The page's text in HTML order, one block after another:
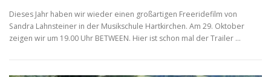
Dieses Jahr haben wir wieder einen großartigen Freeridefilm von
Sandra Lahnsteiner in der Musikschule Hartkirchen. Am 29. Oktober
zeigen wir um 19.00 Uhr BETWEEN. Hier ist schon mal der Trailer …